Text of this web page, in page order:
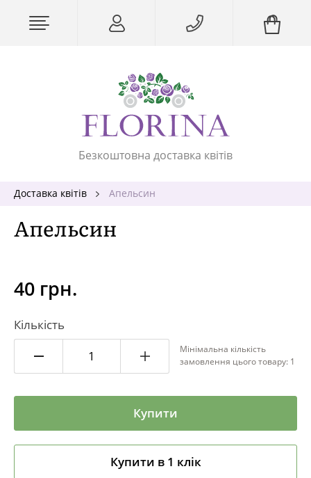
Безкоштовна доставка квітів
Доставка квітів Апельсин
Апельсин
40 грн.
Кількість
Мінімальна кількість
замовлення цього товару: 1
Купити
Купити в 1 клік